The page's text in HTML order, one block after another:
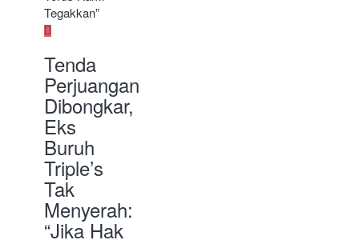
Tenda
Perjuangan
Dibongkar,
Eks
Buruh
Triple’s
Tak
Menyerah:
“Jika Hak